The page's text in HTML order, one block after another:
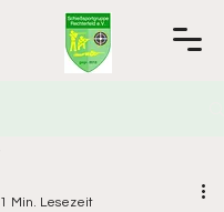
1 Min. Lesezeit